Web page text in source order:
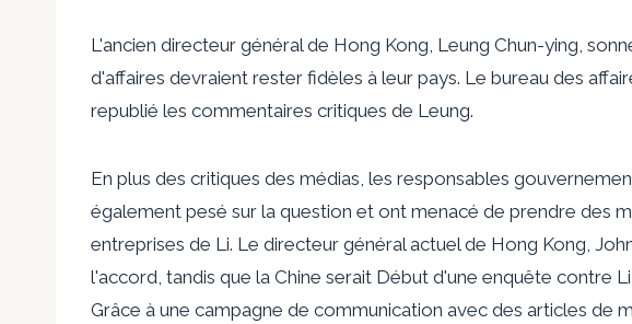
L'ancien directeur général de Hong Kong, Leung Chun-ying,
d'affaires devraient rester fidèles à leur pays. Le bureau des
republié les commentaires critiques de Leung.
En plus des critiques des médias, les responsables
également pesé sur la question et ont menacé de prendre des
entreprises de Li. Le directeur général actuel de Hong Kong,
l'accord, tandis que la Chine serait Début d'une enquête contre
Grâce à une campagne de communication avec des articles de